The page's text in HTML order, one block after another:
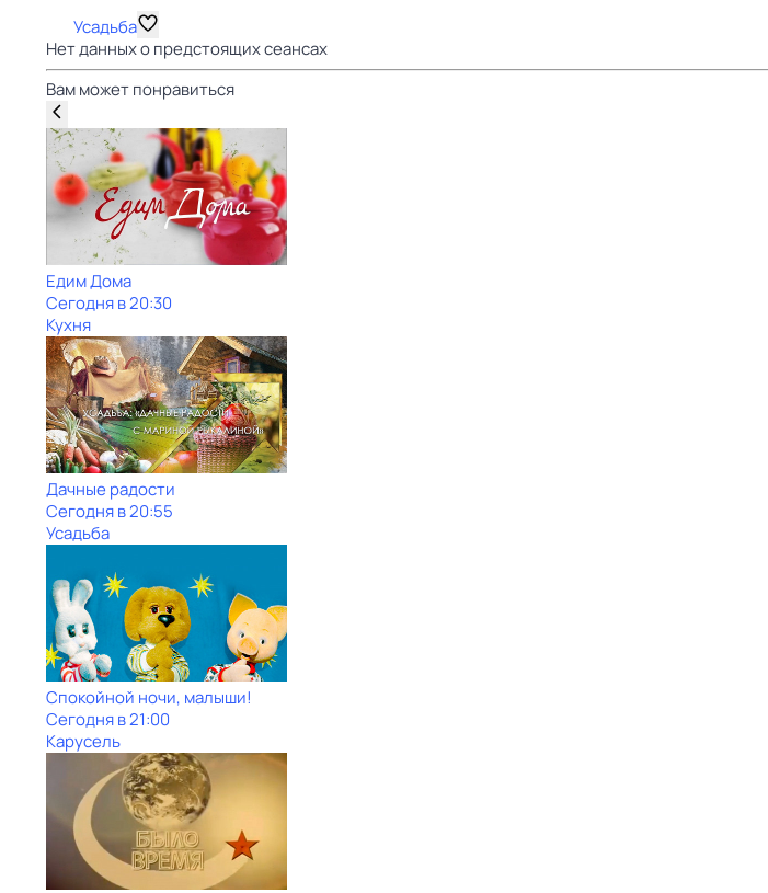
Усадьба
Нет данных о предстоящих сеансах
Вам может понравиться
Едим Дома
Сегодня в 20:30
Кухня
Дачные радости
Сегодня в 20:55
Усадьба
Спокойной ночи, малыши!
Сегодня в 21:00
Карусель